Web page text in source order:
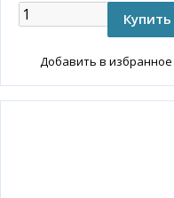
Добавить в избранное